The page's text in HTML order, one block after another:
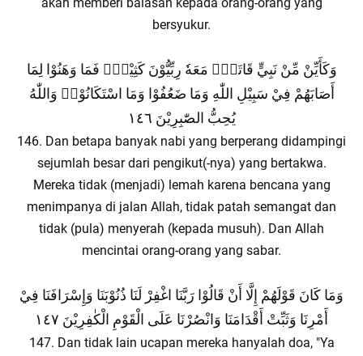
bersyukur.
وَكَأَيِّنْ مِّنْ نَبِيٍّ قَاتَلَۙ مَعَهٗ رِبِّيُّوْنَ كَثِيْرٌۚ فَمَا وَهَنُوْا لِمَا
أَصَابَهُمْ فِيْ سَبِيْلِ اللّٰهِ وَمَا ضَعُفُوْا وَمَا اسْتَكَانُوْاۗ وَاللّٰهُ
يُحِبُّ الصّٰبِرِيْنَ ١٤٦
146. Dan betapa banyak nabi yang berperang didampingi
sejumlah besar dari pengikut(-nya) yang bertakwa.
Mereka tidak (menjadi) lemah karena bencana yang
menimpanya di jalan Allah, tidak patah semangat dan
tidak (pula) menyerah (kepada musuh). Dan Allah
mencintai orang-orang yang sabar.
وَمَا كَانَ قَوْلَهُمْ إِلَّا أَنْ قَالُوْا رَبَّنَا اغْفِرْ لَنَا ذُنُوْبَنَا وَإِسْرَافَنَا فِيْ
أَمْرِنَا وَثَبِّتْ أَقْدَامَنَا وَانْصُرْنَا عَلَى الْقَوْمِ الْكٰفِرِيْنَ ١٤٧
147. Dan tidak lain ucapan mereka hanyalah doa, "Ya